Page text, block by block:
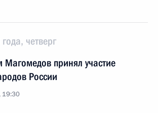
четверг
принял участие
России
19:30